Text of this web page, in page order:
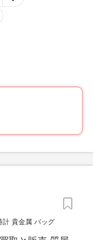
計 貴金属 バッグ